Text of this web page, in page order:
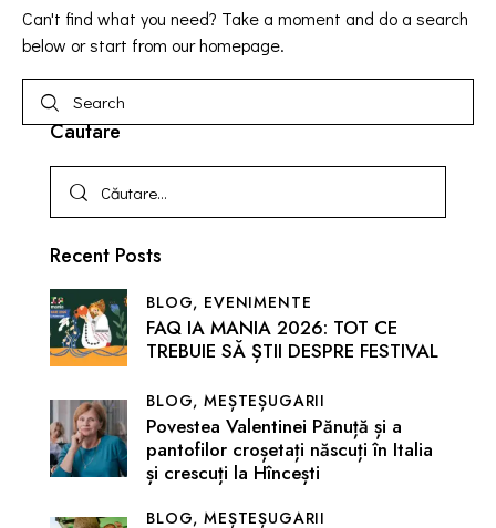
Can't find what you need? Take a moment and do a search
below or start from our homepage.
Cautare
Recent Posts
BLOG, EVENIMENTE
FAQ IA MANIA 2026: TOT CE
TREBUIE SĂ ȘTII DESPRE FESTIVAL
BLOG,MEȘTEȘUGARII
Povestea Valentinei Pănuță și a
pantofilor croșetați născuți în Italia
și crescuți la Hîncești
BLOG,MEȘTEȘUGARII